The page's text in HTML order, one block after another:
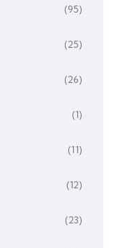
(95)
(25)
(26)
(1)
(11)
(12)
(23)